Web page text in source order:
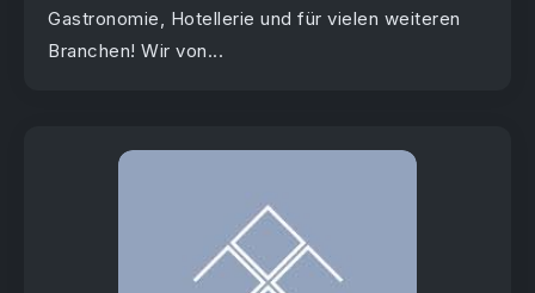
Gastronomie, Hotellerie und für vielen weiteren
Branchen! Wir von...